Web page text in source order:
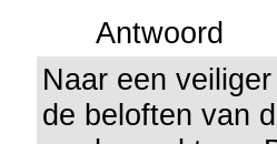
Antwoord
Naar een
de beloften van